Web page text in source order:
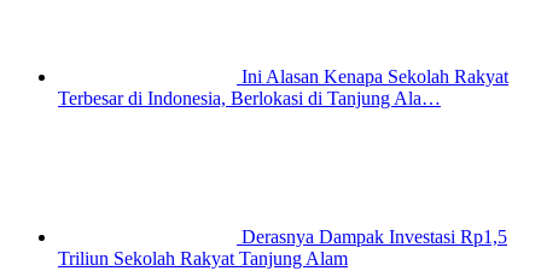
Ini Alasan Kenapa Sekolah Rakyat
Terbesar di Indonesia, Berlokasi di Tanjung Ala…
Derasnya Dampak Investasi Rp1,5
Triliun Sekolah Rakyat Tanjung Alam